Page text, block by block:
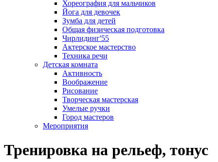
Хореография для мальчиков
Йога для девочек
Зумба для детей
Общая физическая подготовка
Чирлидинг'55
Актерское мастерство
Техника речи
Детская комната
Активность
Воображение
Рисование
Творческая мастерская
Умелые ручки
Город мастеров
Мероприятия
Тренировка на рельеф, тонус